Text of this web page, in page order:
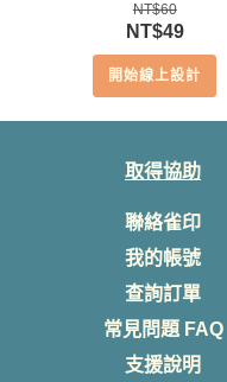
NT$60
原
始
價
NT$49目
前
價
開始線上設計
取得協助
聯絡雀印
我的帳號
查詢訂單
常見問題 FAQ
支援說明